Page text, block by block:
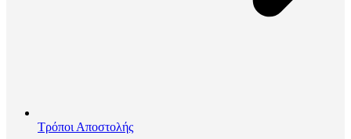
Τρόποι Αποστολής